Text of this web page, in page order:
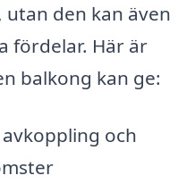
den kan även
fördelar. Här är
balkong kan ge:
och